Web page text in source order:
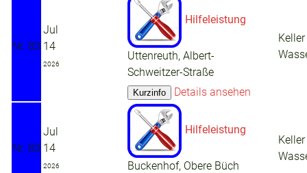
Nr. 83
Jul
14
2026
Hilfeleistung
Uttenreuth, Albert-
Schweitzer-Straße
Details ansehen
Nr. 83
Jul
14
2026
Hilfeleistung
Buckenhof, Obere Büch